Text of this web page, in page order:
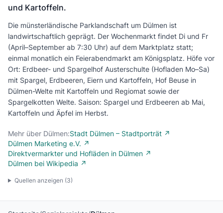
und Kartoffeln.
Die münsterländische Parklandschaft um Dülmen ist
landwirtschaftlich geprägt. Der Wochenmarkt findet Di und Fr
(April–September ab 7:30 Uhr) auf dem Marktplatz statt;
einmal monatlich ein Feierabendmarkt am Königsplatz. Höfe vor
Ort: Erdbeer- und Spargelhof Austerschulte (Hofladen Mo–Sa)
mit Spargel, Erdbeeren, Eiern und Kartoffeln, Hof Beuse in
Dülmen-Welte mit Kartoffeln und Regiomat sowie der
Spargelkotten Welte. Saison: Spargel und Erdbeeren ab Mai,
Kartoffeln und Äpfel im Herbst.
Mehr über Dülmen:Stadt Dülmen – Stadtporträt ↗
Dülmen Marketing e.V. ↗
Direktvermarkter und Hofläden in Dülmen ↗
Dülmen bei Wikipedia ↗
Quellen anzeigen (3)